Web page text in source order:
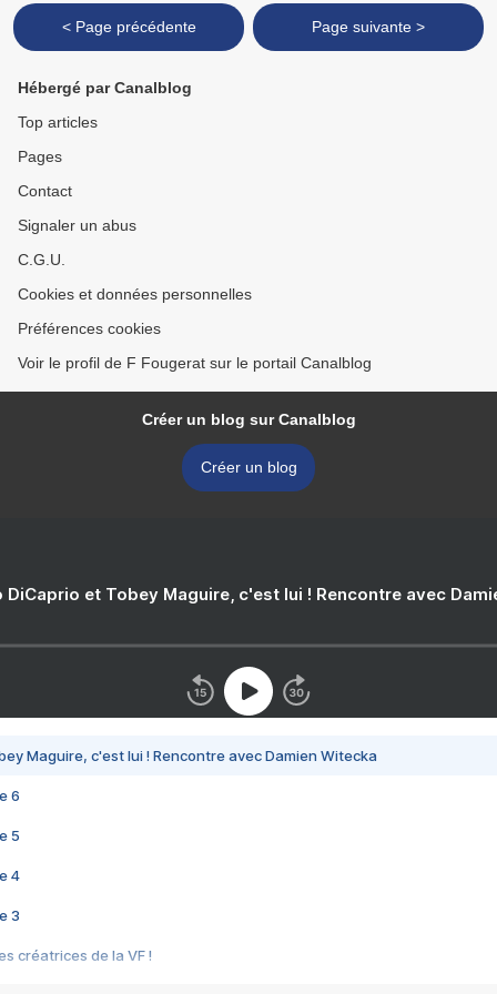
< Page précédente Page suivante >
Hébergé par Canalblog
Top articles
Pages
Contact
Signaler un abus
C.G.U.
Cookies et données personnelles
Préférences cookies
Voir le profil de F Fougerat sur le portail Canalblog
Créer un blog sur Canalblog
Créer un blog
DiCaprio et Tobey Maguire, c'est lui ! Rencontre avec
Maguire, c'est lui ! Rencontre avec Damien Witecka
6
5
4
3
créatrices de la VF !